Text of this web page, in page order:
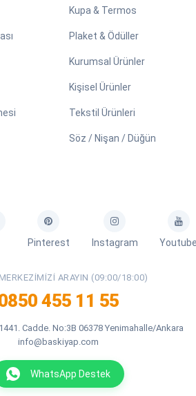
Kupa & Termos
Plaket & Ödüller
Kurumsal Ürünler
Kişisel Ürünler
Tekstil Ürünleri
Söz / Nişan / Düğün
Pinterest Instagram
ARAYIN (09:00/18:00)
455 11 55
Cadde. No:3B 06378 Yenimahalle/Ankara
info@baskiyap.com
WhatsApp Destek